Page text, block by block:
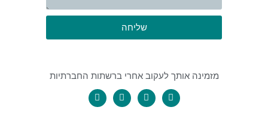
שליחה
מזמינה אותך לעקוב אחרי ברשתות החברתיות